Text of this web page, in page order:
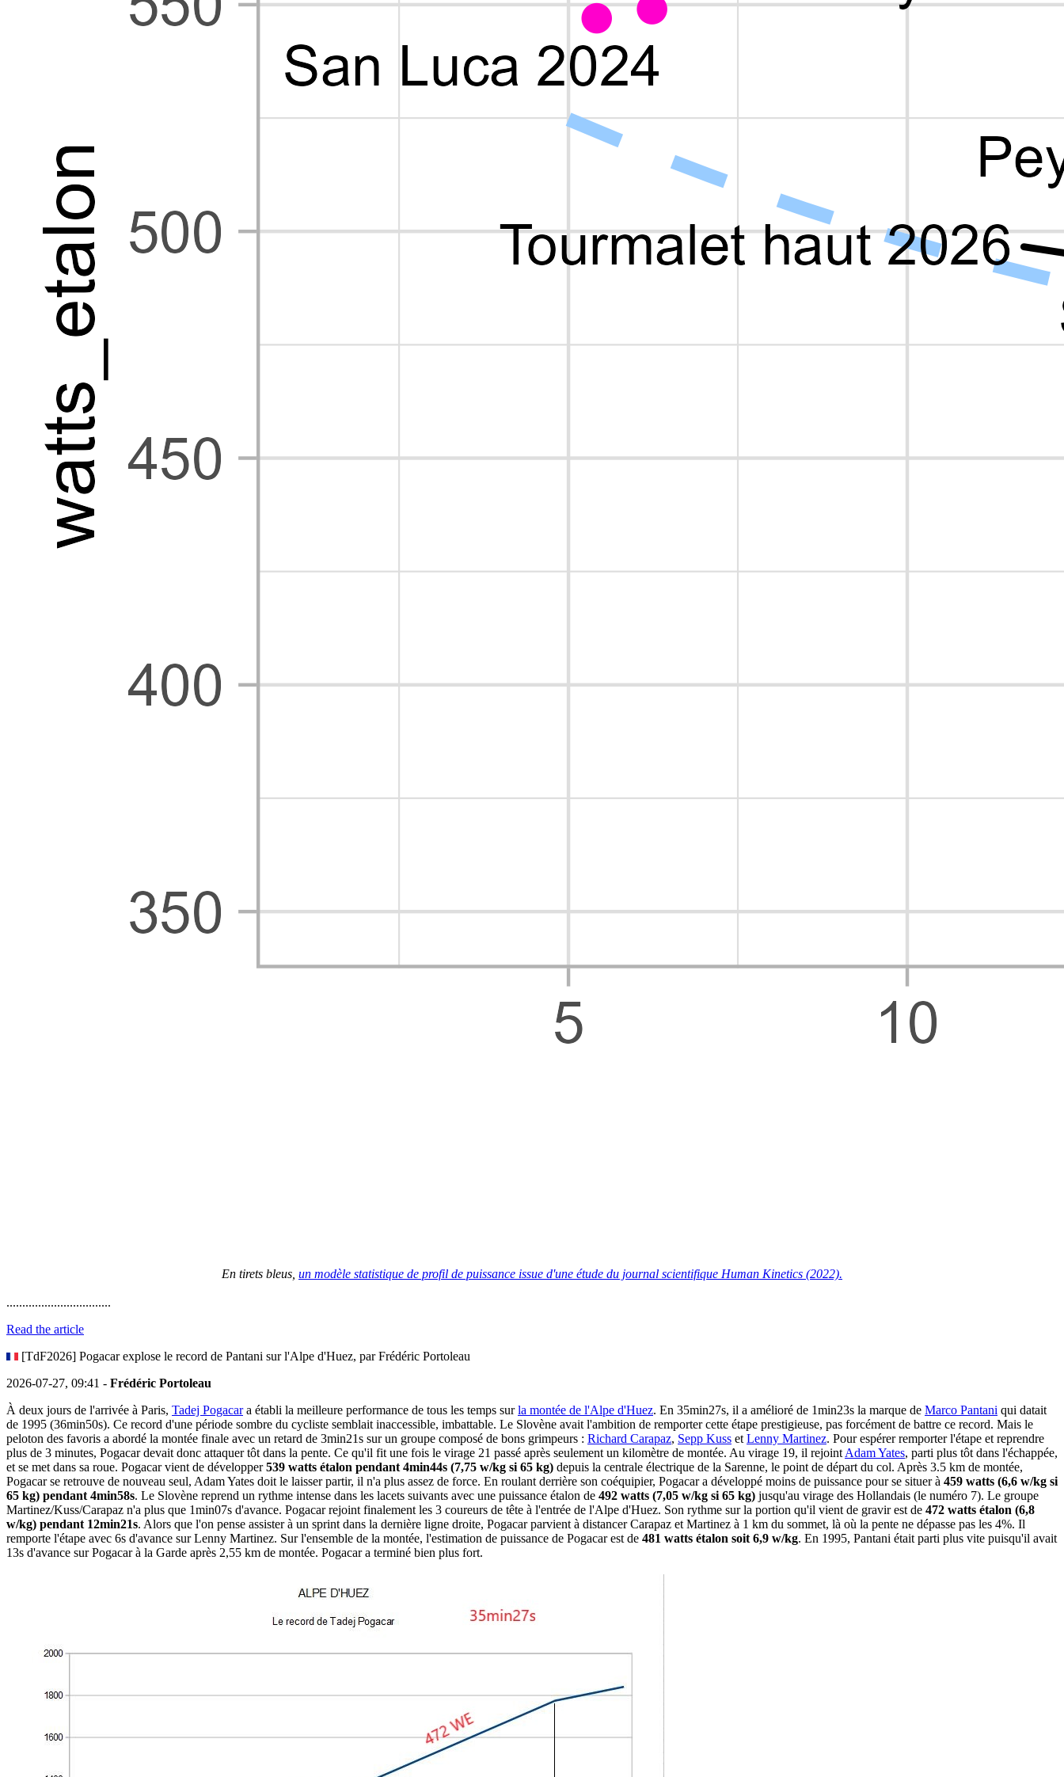
En tirets bleus, un modèle statistique de profil de puissance issue d'une étude du journal scientifique Human Kinetics (2022).
.................................
Read the article
[TdF2026] Pogacar explose le record de Pantani sur l'Alpe d'Huez, par Frédéric Portoleau
2026-07-27, 09:41 - Frédéric Portoleau
À deux jours de l'arrivée à Paris, Tadej Pogacara établi la meilleure performance de tous les temps surla montée de l'Alpe d'Huez. En 35min27s, il a amélioré de 1min23s la marque de Marco Pantani qui datait
de 1995 (36min50s). Ce record d'une période sombre du cycliste semblait inaccessible, imbattable. Le Slovène avait l'ambition de remporter cette étape prestigieuse, pas forcément de battre ce record. Mais le
peloton des favoris a abordé la montée finale avec un retard de 3min21s sur un groupe composé de bons grimpeurs : Richard Carapaz, Sepp Kuss etLenny Martinez. Pour espérer remporter l'étape et reprendre
plus de 3 minutes, Pogacar devait donc attaquer tôt dans la pente. Ce qu'il fit une fois le virage 21 passé après seulement un kilomètre de montée. Au virage 19, il rejointAdam Yates, parti plus tôt dans l'échappée,
et se met dans sa roue. Pogacar vient de développer539 watts étalon pendant 4min44s (7,75 w/kg si 65 kg) depuis la centrale électrique de la Sarenne, le point de départ du col. Après 3.5 km de montée,
Pogacar se retrouve de nouveau seul, Adam Yates doit le laisser partir, il n'a plus assez de force. En roulant derrière son coéquipier, Pogacar a développé moins de puissance pour se situer à 459 watts (6,6 w/kg si
65 kg) pendant 4min58s. Le Slovène reprend un rythme intense dans les lacets suivants avec une puissance étalon de 492 watts (7,05 w/kg si 65 kg) jusqu'au virage des Hollandais (le numéro 7). Le groupe
Martinez/Kuss/Carapaz n'a plus que 1min07s d'avance. Pogacar rejoint finalement les 3 coureurs de tête à l'entrée de l'Alpe d'Huez. Son rythme sur la portion qu'il vient de gravir est de 472 watts étalon (6,8
w/kg) pendant 12min21s. Alors que l'on pense assister à un sprint dans la dernière ligne droite, Pogacar parvient à distancer Carapaz et Martinez à 1 km du sommet, là où la pente ne dépasse pas les 4%. Il
remporte l'étape avec 6s d'avance sur Lenny Martinez. Sur l'ensemble de la montée, l'estimation de puissance de Pogacar est de 481 watts étalon soit 6,9 w/kg. En 1995, Pantani était parti plus vite puisqu'il avait
13s d'avance sur Pogacar à la Garde après 2,55 km de montée. Pogacar a terminé bien plus fort.